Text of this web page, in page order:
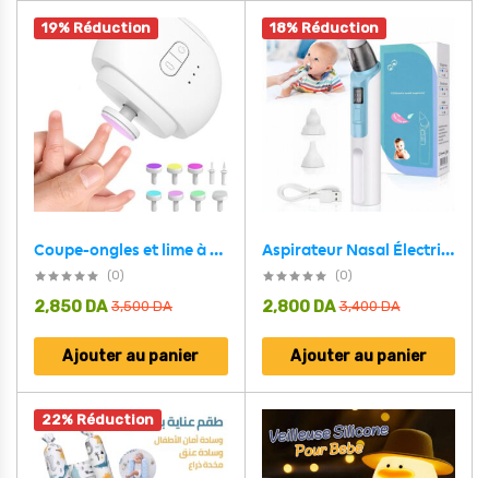
19% Réduction
Coupe-ongles et lime à ongles électriques avec 9 têtes – جهاز قص الأظافر
(0)
3,500DA
2,850 DA
Ajouter au panier
18% Réduction
Aspirateur Nasal Électrique pour Bébé Adapté aux Nourrissons et Nouveau-nés – جهاز شفط للرضع
(0)
3,400DA
2,800 DA
Ajouter au panier
22% Réduction